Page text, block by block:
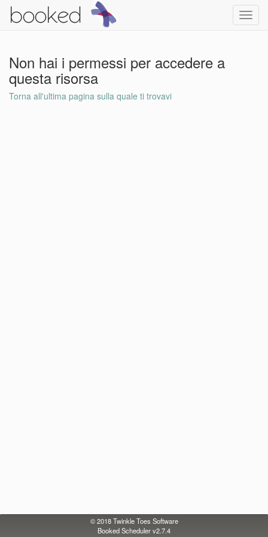
Non hai i permessi per accedere a
questa risorsa
Torna all'ultima pagina sulla quale ti trovavi
© 2018Twinkle Toes Software
Booked Scheduler v2.7.4